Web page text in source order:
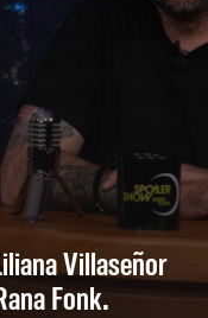
Villaseñor
Fonk.